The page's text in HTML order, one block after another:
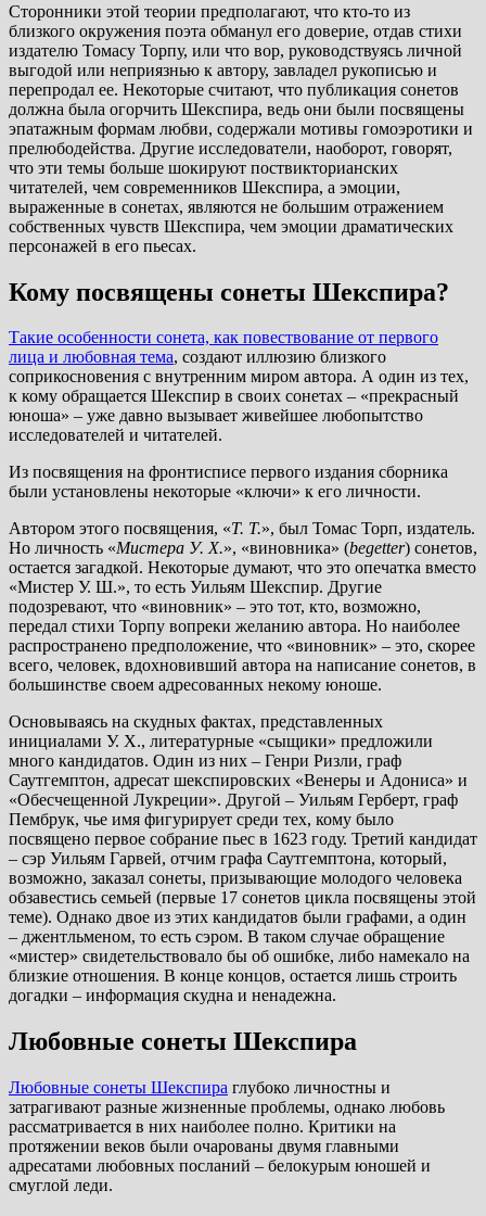
Сторонники этой теории предполагают, что кто-то из
близкого окружения поэта обманул его доверие, отдав стихи
издателю Томасу Торпу, или что вор, руководствуясь личной
выгодой или неприязнью к автору, завладел рукописью и
перепродал ее. Некоторые считают, что публикация сонетов
должна была огорчить Шекспира, ведь они были посвящены
эпатажным формам любви, содержали мотивы гомоэротики и
прелюбодейства. Другие исследователи, наоборот, говорят,
что эти темы больше шокируют поствикторианских
читателей, чем современников Шекспира, а эмоции,
выраженные в сонетах, являются не большим отражением
собственных чувств Шекспира, чем эмоции драматических
персонажей в его пьесах.
Кому посвящены сонеты Шекспира?
Такие особенности сонета, как повествование от первого
лица и любовная тема, создают иллюзию близкого
соприкосновения с внутренним миром автора. А один из тех,
к кому обращается Шекспир в своих сонетах – «прекрасный
юноша» – уже давно вызывает живейшее любопытство
исследователей и читателей.
Из посвящения на фронтисписе первого издания сборника
были установлены некоторые «ключи» к его личности.
Автором этого посвящения, «Т. Т.», был Томас Торп, издатель.
Но личность «Мистера У. Х.», «виновника» (begetter) сонетов,
остается загадкой. Некоторые думают, что это опечатка вместо
«Мистер У. Ш.», то есть Уильям Шекспир. Другие
подозревают, что «виновник» – это тот, кто, возможно,
передал стихи Торпу вопреки желанию автора. Но наиболее
распространено предположение, что «виновник» – это, скорее
всего, человек, вдохновивший автора на написание сонетов, в
большинстве своем адресованных некому юноше.
Основываясь на скудных фактах, представленных
инициалами У. Х., литературные «сыщики» предложили
много кандидатов. Один из них – Генри Ризли, граф
Саутгемптон, адресат шекспировских «Венеры и Адониса» и
«Обесчещенной Лукреции». Другой – Уильям Герберт, граф
Пембрук, чье имя фигурирует среди тех, кому было
посвящено первое собрание пьес в 1623 году. Третий кандидат
– сэр Уильям Гарвей, отчим графа Саутгемптона, который,
возможно, заказал сонеты, призывающие молодого человека
обзавестись семьей (первые 17 сонетов цикла посвящены этой
теме). Однако двое из этих кандидатов были графами, а один
– джентльменом, то есть сэром. В таком случае обращение
«мистер» свидетельствовало бы об ошибке, либо намекало на
близкие отношения. В конце концов, остается лишь строить
догадки – информация скудна и ненадежна.
Любовные сонеты Шекспира
Любовные сонеты Шекспира глубоко личностны и
затрагивают разные жизненные проблемы, однако любовь
рассматривается в них наиболее полно. Критики на
протяжении веков были очарованы двумя главными
адресатами любовных посланий – белокурым юношей и
смуглой леди.